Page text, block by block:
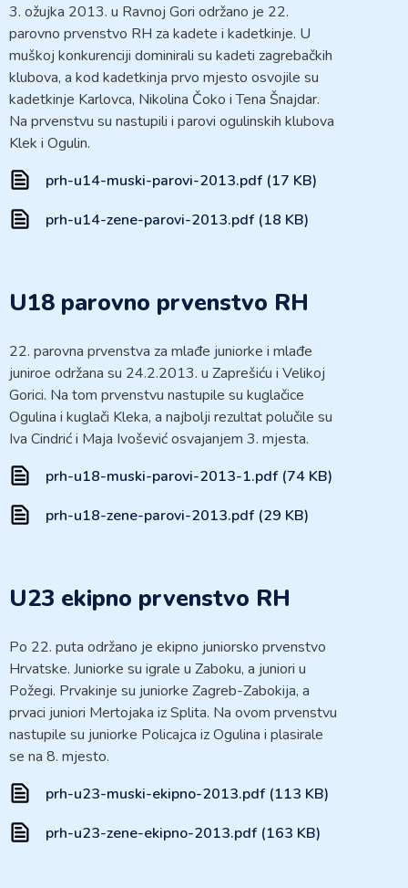
3. ožujka 2013. u Ravnoj Gori održano je 22.
parovno prvenstvo RH za kadete i kadetkinje. U
muškoj konkurenciji dominirali su kadeti zagrebačkih
klubova, a kod kadetkinja prvo mjesto osvojile su
kadetkinje Karlovca, Nikolina Čoko i Tena Šnajdar.
Na prvenstvu su nastupili i parovi ogulinskih klubova
Klek i Ogulin.
prh-u14-muski-parovi-2013.pdf (17 KB)
prh-u14-zene-parovi-2013.pdf (18 KB)
U18 parovno prvenstvo RH
22. parovna prvenstva za mlađe juniorke i mlađe
juniroe održana su 24.2.2013. u Zaprešiću i Velikoj
Gorici. Na tom prvenstvu nastupile su kuglačice
Ogulina i kuglači Kleka, a najbolji rezultat polučile su
Iva Cindrić i Maja Ivošević osvajanjem 3. mjesta.
prh-u18-muski-parovi-2013-1.pdf (74 KB)
prh-u18-zene-parovi-2013.pdf (29 KB)
U23 ekipno prvenstvo RH
Po 22. puta održano je ekipno juniorsko prvenstvo
Hrvatske. Juniorke su igrale u Zaboku, a juniori u
Požegi. Prvakinje su juniorke Zagreb-Zabokija, a
prvaci juniori Mertojaka iz Splita. Na ovom prvenstvu
nastupile su juniorke Policajca iz Ogulina i plasirale
se na 8. mjesto.
prh-u23-muski-ekipno-2013.pdf (113 KB)
prh-u23-zene-ekipno-2013.pdf (163 KB)